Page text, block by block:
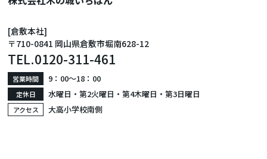
[倉敷本社]
〒710-0841 岡山県倉敷市堀南628-12
TEL.0120-311-461
営業時間 9：00〜18：00
定休日 水曜日・第2火曜日・第4木曜日・第3日曜日
アクセス 大高小学校南側